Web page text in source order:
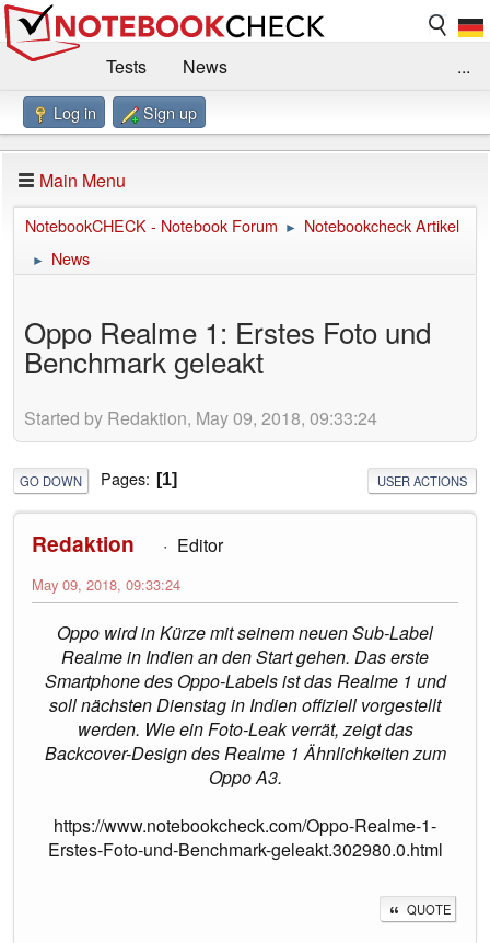
Tests
News
Benchmarks / Technik
Forum
Impressum
...
Log in Sign up
Main Menu
NotebookCHECK - Notebook Forum ► Notebookcheck Artikel
► News
Oppo Realme 1: Erstes Foto und
Benchmark geleakt
Started by Redaktion, May 09, 2018, 09:33:24
GO DOWN Pages 1 USER ACTIONS
Redaktion Editor
May 09, 2018, 09:33:24
Oppo wird in Kürze mit seinem neuen Sub-Label
Realme in Indien an den Start gehen. Das erste
Smartphone des Oppo-Labels ist das Realme 1 und
soll nächsten Dienstag in Indien offiziell vorgestellt
werden. Wie ein Foto-Leak verrät, zeigt das
Backcover-Design des Realme 1 Ähnlichkeiten zum
Oppo A3.
https://www.notebookcheck.com/Oppo-Realme-1-
Erstes-Foto-und-Benchmark-geleakt.302980.0.html
QUOTE